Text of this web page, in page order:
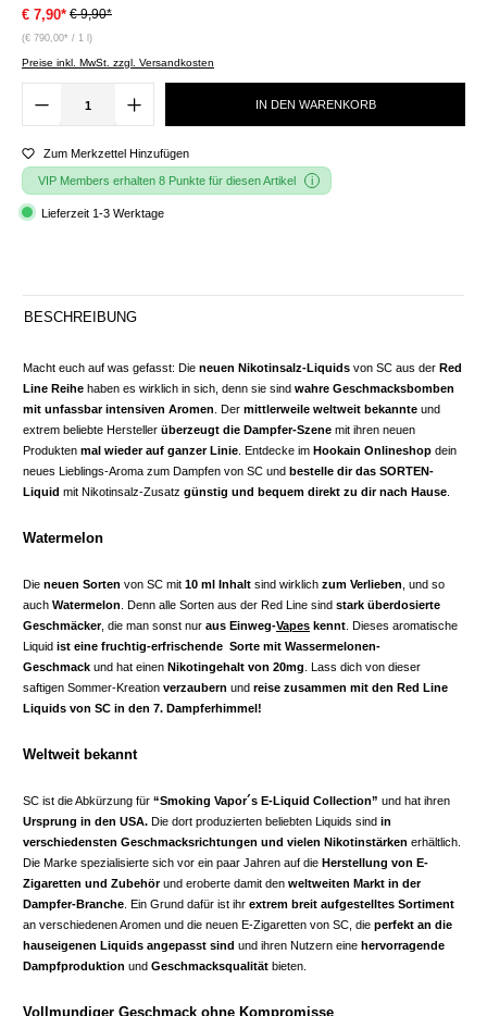
€ 7,90* € 9,90*
(€ 790,00* / 1 l)
Preise inkl. MwSt. zzgl. Versandkosten
IN DEN WARENKORB
Zum Merkzettel Hinzufügen
VIP Members erhalten 8 Punkte für diesen Artikel
Lieferzeit 1-3 Werktage
BESCHREIBUNG
Macht euch auf was gefasst: Die neuen Nikotinsalz-Liquids von SC aus der Red
Line Reihe haben es wirklich in sich, denn sie sind wahre Geschmacksbomben
mit unfassbar intensiven Aromen . Der mittlerweile weltweit bekannte und
extrem beliebte Hersteller überzeugt die Dampfer-Szene mit ihren neuen
Produkten mal wieder auf ganzer Linie . Entdecke im Hookain Onlineshop dein
neues Lieblings-Aroma zum Dampfen von SC und bestelle dir das SORTEN-
Liquid mit Nikotinsalz-Zusatz günstig und bequem direkt zu dir nach Hause
Watermelon
Die neuen Sorten von SC mit 10 ml Inhalt sind wirklich zum Verlieben , und so
auch Watermelon . Denn alle Sorten aus der Red Line sind stark überdosierte
Geschmäcker, die man sonst nur aus Einweg-Vapes kennt . Dieses aromatische
Liquid ist eine fruchtig-erfrischende Sorte mit Wassermelonen-
Geschmack und hat einen Nikotingehalt von 20mg . Lass dich von dieser
saftigen Sommer-Kreation verzaubern und reise zusammen mit den Red Line
Liquids von SC in den 7. Dampferhimmel!
Weltweit bekannt
SC ist die Abkürzung für “Smoking Vapor´s E-Liquid Collection” und hat ihren
Ursprung in den USA. Die dort produzierten beliebten Liquids sind in
verschiedensten Geschmacksrichtungen und vielen Nikotinstärken erhältlich.
Die Marke spezialisierte sich vor ein paar Jahren auf die Herstellung von E-
Zigaretten und Zubehörund eroberte damit den weltweiten Markt in der
Dampfer-Branche . Ein Grund dafür ist ihr extrem breit aufgestelltes Sortiment
an verschiedenen Aromen und die neuen E-Zigaretten von SC, die perfekt an die
hauseigenen Liquids angepasst sind und ihren Nutzern eine hervorragende
Dampfproduktion und Geschmacksqualität bieten.
Vollmundiger Geschmack ohne Kompromisse